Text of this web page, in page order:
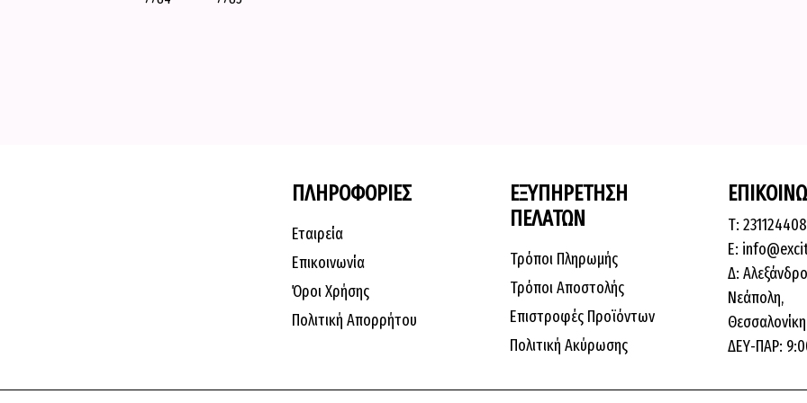
ΠΛΗΡΟΦΟΡΙΕΣ
Εταιρεία
Επικοινωνία
Όροι Χρήσης
Πολιτική Απορρήτου
ΕΞΥΠΗΡΕΤΗΣΗ
ΠΕΛΑΤΩΝ
Τρόποι Πληρωμής
Τρόποι Αποστολής
Επιστροφές Προϊόντων
Πολιτική Ακύρωσης
Τ:
E:
Δ:
Νεάπολη,
ΔΕΥ-ΠΑΡ: